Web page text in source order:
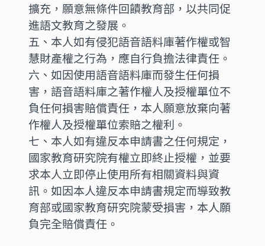
擴充，願意無條件回饋教育部，以共同促
進語文教育之發展。
五、本人如有侵犯語音語料庫著作權或智
慧財產權之行為，應自行負擔法律責任。
六、如因使用語音語料庫而發生任何損
害，語音語料庫之著作權人及授權單位不
負任何損害賠償責任，本人願意放棄向著
作權人及授權單位索賠之權利。
七、本人如有違反本申請書之任何規定，
國家教育研究院有權立即終止授權，並要
求本人立即停止使用所有相關資料與資
訊。如因本人違反本申請書規定而導致教
育部或國家教育研究院蒙受損害，本人願
負完全賠償責任。